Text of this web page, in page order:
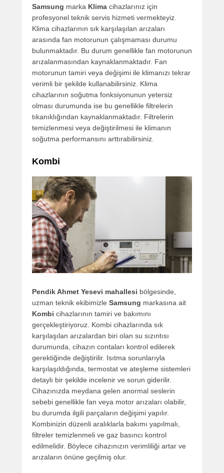
Samsung marka Klima cihazlarınız için
profesyonel teknik servis hizmeti vermekteyiz.
Klima cihazlarının sık karşılaşılan arızaları
arasında fan motorunun çalışmaması durumu
bulunmaktadır. Bu durum genellikle fan motorunun
arızalanmasından kaynaklanmaktadır. Fan
motorunun tamiri veya değişimi ile klimanızı tekrar
verimli bir şekilde kullanabilirsiniz. Klima
cihazlarının soğutma fonksiyonunun yetersiz
olması durumunda ise bu genellikle filtrelerin
tıkanıklığından kaynaklanmaktadır. Filtrelerin
temizlenmesi veya değiştirilmesi ile klimanın
soğutma performansını arttırabilirsiniz.
Kombi
Pendik Ahmet Yesevi mahallesi bölgesinde,
uzman teknik ekibimizle Samsung markasına ait
Kombi cihazlarının tamiri ve bakımını
gerçekleştiriyoruz. Kombi cihazlarında sık
karşılaşılan arızalardan biri olan su sızıntısı
durumunda, cihazın contaları kontrol edilerek
gerektiğinde değiştirilir. Isıtma sorunlarıyla
karşılaşıldığında, termostat ve ateşleme sistemleri
detaylı bir şekilde incelenir ve sorun giderilir.
Cihazınızda meydana gelen anormal seslerin
sebebi genellikle fan veya motor arızaları olabilir,
bu durumda ilgili parçaların değişimi yapılır.
Kombinizin düzenli aralıklarla bakımı yapılmalı,
filtreler temizlenmeli ve gaz basıncı kontrol
edilmelidir. Böylece cihazınızın verimliliği artar ve
arızaların önüne geçilmiş olur.